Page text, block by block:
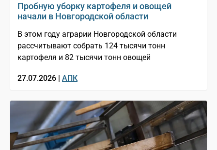
Пробную уборку картофеля и овощей
начали в Новгородской области
В этом году аграрии Новгородской области
рассчитывают собрать 124 тысячи тонн
картофеля и 82 тысячи тонн овощей
27.07.2026 | АПК